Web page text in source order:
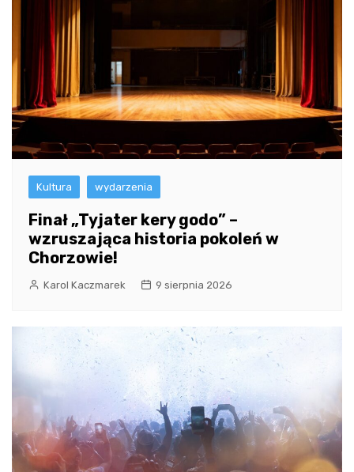
Kultura wydarzenia
Finał „Tyjater kery godo” –
wzruszająca historia pokoleń w
Chorzowie!
Karol Kaczmarek 9 sierpnia 2026